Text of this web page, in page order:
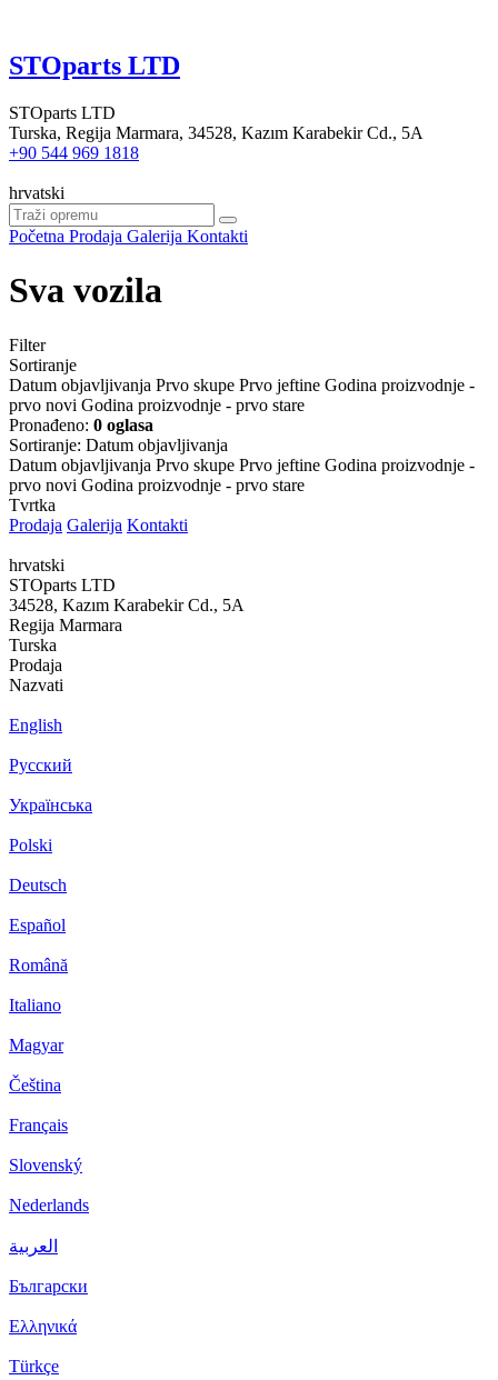
STOparts LTD
STOparts LTD
Turska, Regija Marmara, 34528, Kazım Karabekir Cd., 5A
+90 544 969 1818
hrvatski
Početna Prodaja Galerija Kontakti
Sva vozila
Filter
Sortiranje
Datum objavljivanja Prvo skupe Prvo jeftine Godina proizvodnje -
prvo novi Godina proizvodnje - prvo stare
Pronađeno: 0 oglasa
Sortiranje: Datum objavljivanja
Datum objavljivanja Prvo skupe Prvo jeftine Godina proizvodnje -
prvo novi Godina proizvodnje - prvo stare
Tvrtka
Prodaja Galerija Kontakti
hrvatski
STOparts LTD
34528, Kazım Karabekir Cd., 5A
Regija Marmara
Turska
Prodaja
Nazvati
English
Русский
Українська
Polski
Deutsch
Español
Română
Italiano
Magyar
Čeština
Français
Slovenský
Nederlands
العربية
Български
Ελληνικά
Türkçe